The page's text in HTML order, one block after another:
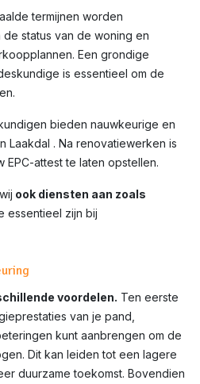
termijnen worden
status van de woning en
Een grondige
is essentieel om de
bieden nauwkeurige en
Laakdal . Na renovatiewerken is
EPC-attest te laten opstellen.
ook diensten aan zoals
essentieel zijn bij
voordelen. Ten eerste
van je pand,
kunt aanbrengen om de
Dit kan leiden tot een lagere
duurzame toekomst. Bovendien